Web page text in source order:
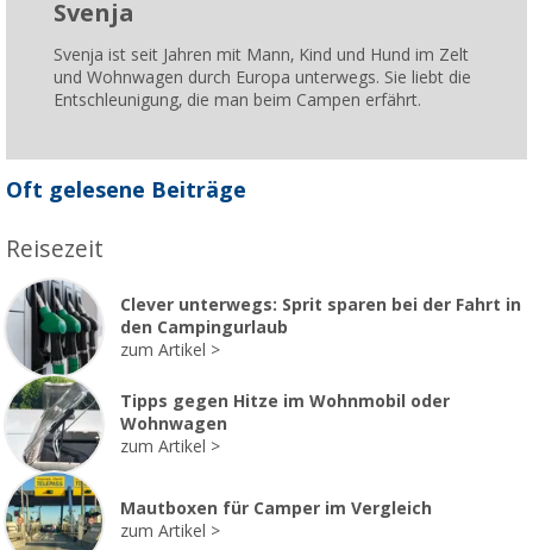
Svenja
Svenja ist seit Jahren mit Mann, Kind und Hund im Zelt
und Wohnwagen durch Europa unterwegs. Sie liebt die
Entschleunigung, die man beim Campen erfährt.
Oft gelesene Beiträge
Reisezeit
Clever unterwegs: Sprit sparen bei der Fahrt in
den Campingurlaub
zum Artikel
Tipps gegen Hitze im Wohnmobil oder
Wohnwagen
zum Artikel
Mautboxen für Camper im Vergleich
zum Artikel